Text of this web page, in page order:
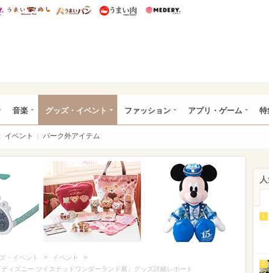
総研 ディズニー特集
mimot. うまいめし うまいパン うまい肉
音楽 グッズ・イベント ファッション アプリ・ゲーム 特
イベント パーク外アイテム
・イベント > イベント >
ィズニー ツイステッドワンダーランド展』グッズ詳細レポート
1
2